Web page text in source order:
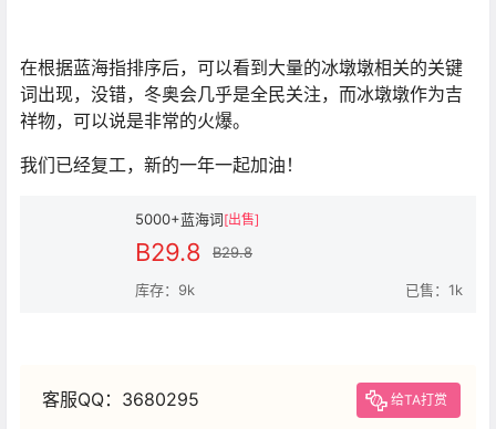
在根据蓝海指排序后，可以看到大量的冰墩墩相关的关键
词出现，没错，冬奥会几乎是全民关注，而冰墩墩作为吉
祥物，可以说是非常的火爆。
我们已经复工，新的一年一起加油！
5000+蓝海词[出售]
B29.8 B29.8
库存：9k 已售：1k
客服QQ：3680295 给TA打赏